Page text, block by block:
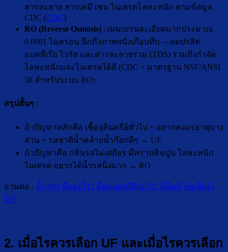
สารละลาย สารเคมี เช่น ไนเตรตโลหะหนัก ตามข้อมูล
CDC (CDC)
RO (Reverse Osmosis) : เมมเบรนละเอียดมากประมาณ
0.0001 ไมครอน นึกถึงภาพผนังเกือบทึบ —ลดปรสิต
แบคทีเรีย ไวรัส และสารละลายรวม (TDS) รวมถึงกำจัด
โลหะหนักและไนเตรตได้ดี (CDC + มาตรฐาน NSF/ANSI
58 สำหรับระบบ RO)
สรุปสั้นๆ :
ถ้าปัญหาหลักคือ เชื้อจุลินทรีย์ทั่วไป + อยากคงแร่ธาตุบาง
ส่วน + รสชาติน้ำคล้ายน้ำก๊อกดีๆ → UF
ถ้าปัญหาคือ กลิ่นรสไม่เสถียร มีคราบหินปูน โลหะหนัก
ไนเตรต อยากได้น้ำรสนิ่งมาก → RO
อ่านต่อ : น้ำ RO คืออะไร? มีคุณสมบัติอะไร? มีข้อดี ข้อเสียยัง
ไง?
2. เมื่อไรควรเลือก UF และเมื่อไรควรเลือก